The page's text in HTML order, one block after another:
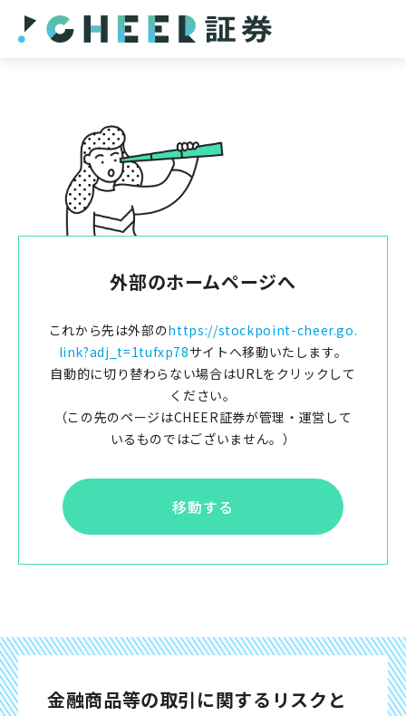
外部のホームページへ
これから先は外部のhttps://stockpoint-cheer.go.
link?adj_t=1tufxp78サイトへ移動いたします。
自動的に切り替わらない場合はURLをクリックして
ください。
（この先のページはCHEER証券が管理・運営して
いるものではございません。）
移動する
金融商品等の取引に関するリスクと